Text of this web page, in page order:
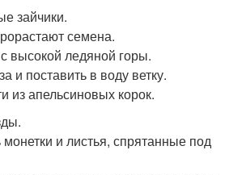
зайчики.
семена.
высокой ледяной горы.
и поставить в воду ветку.
из апельсиновых корок.
и листья, спрятанные под